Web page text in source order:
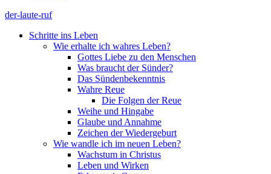
der-laute-ruf
Schritte ins Leben
Wie erhalte ich wahres Leben?
Gottes Liebe zu den Menschen
Was braucht der Sünder?
Das Sündenbekenntnis
Wahre Reue
Die Folgen der Reue
Weihe und Hingabe
Glaube und Annahme
Zeichen der Wiedergeburt
Wie wandle ich im neuen Leben?
Wachstum in Christus
Leben und Wirken